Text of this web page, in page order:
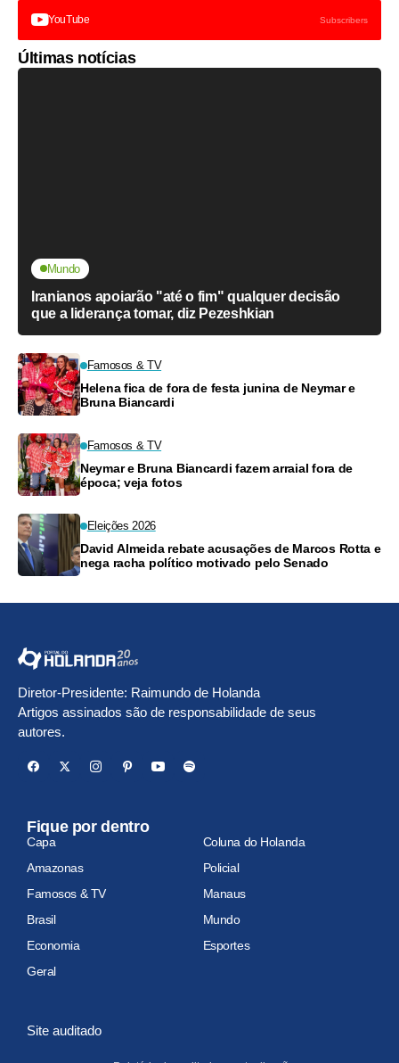
YouTube Subscribers
Últimas notícias
Mundo
Iranianos apoiarão "até o fim" qualquer decisão
que a liderança tomar, diz Pezeshkian
Famosos & TV
Helena fica de fora de festa junina de Neymar e
Bruna Biancardi
Famosos & TV
Neymar e Bruna Biancardi fazem arraial fora de
época; veja fotos
Eleições 2026
David Almeida rebate acusações de Marcos Rotta e
nega racha político motivado pelo Senado
Diretor-Presidente: Raimundo de Holanda
Artigos assinados são de responsabilidade de seus
autores.
Fique por dentro
Capa
Coluna do Holanda
Amazonas
Policial
Famosos & TV
Manaus
Brasil
Mundo
Economia
Esportes
Geral
Site auditado